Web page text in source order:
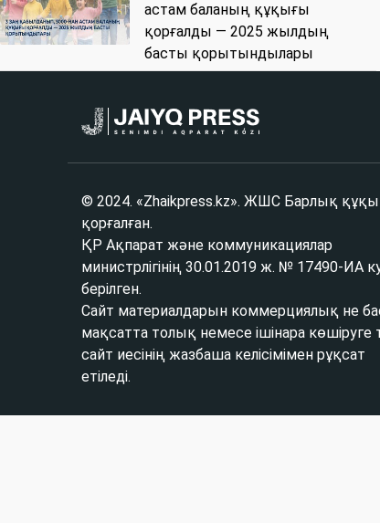
астам баланың құқығы
қорғалды — 2025 жылдың
басты қорытындылары
© 2024. «Zhaikpress.kz». ЖШС Барлық
қорғалған.
ҚР Ақпарат және коммуникациялар
министрлігінің 30.01.2019 ж. № 17490-ИА
берілген.
Сайт материалдарын коммерциялық не
мақсатта толық немесе ішінара көшіруге
сайт иесінің жазбаша келісімімен рұқсат
етіледі.